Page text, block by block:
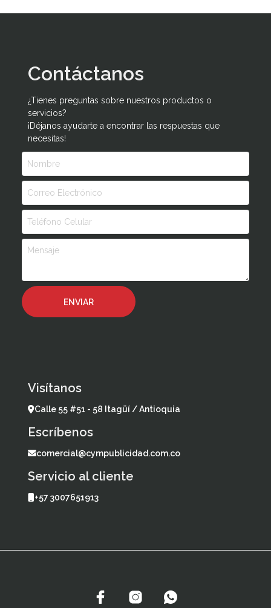
Contáctanos
¿Tienes preguntas sobre nuestros productos o
servicios?
¡Déjanos ayudarte a encontrar las respuestas que
necesitas!
Visítanos
Calle 55 #51 - 58 Itagüí / Antioquia
Escríbenos
comercial@cympublicidad.com.co
Servicio al cliente
+57 3007651913